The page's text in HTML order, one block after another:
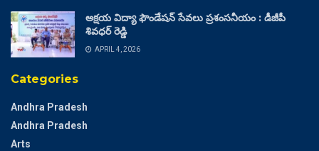
అక్షయ విద్యా ఫౌండేషన్ సేవలు ప్రశంసనీయం : డీజీపీ
శివధర్ రెడ్డి
APRIL 4, 2026
Categories
Andhra Pradesh
Andhra Pradesh
Arts